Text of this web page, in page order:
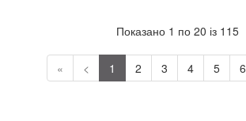
Jogger – сучасний
транспорт для комфортної
Показано 1 по 20 із 115
« < 1 2 3 4 5 6